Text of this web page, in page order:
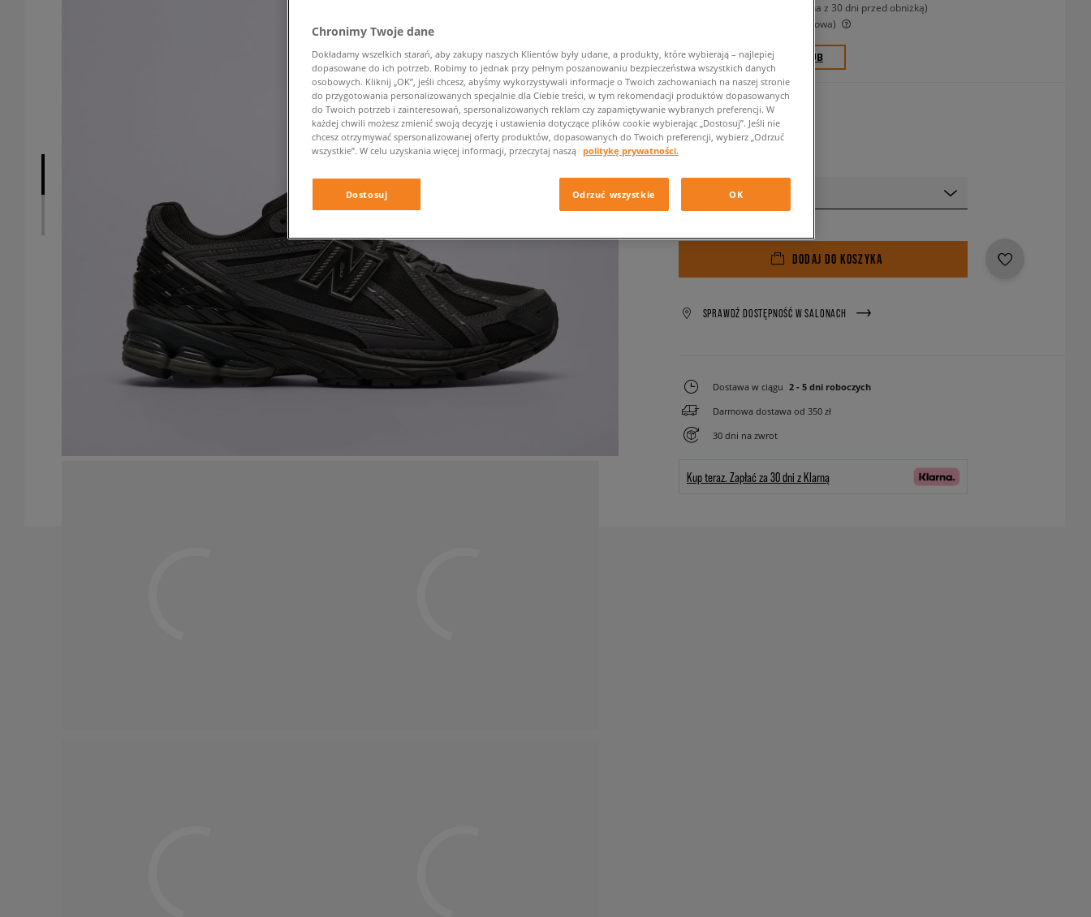
(najniższa cena z 30 dni przed obniżką)
(Cena początkowa)
✛ 450 PKT. WSIZEERCLUB
Kolor:czarny
Wybierz rozmiar
DODAJ DO KOSZYKA
SPRAWDŹ DOSTĘPNOŚĆ W SALONACH
Dostawa w ciągu 2 - 5 dni roboczych
Darmowa dostawa od 350 zł
30 dni na zwrot
Kup teraz. Zapłać za 30 dni z Klarną
Chronimy Twoje dane
Dokładamy wszelkich starań, aby zakupy naszych Klientów były udane, a produkty, które wybierają – najlepiej
dopasowane do ich potrzeb. Robimy to jednak przy pełnym poszanowaniu bezpieczeństwa wszystkich danych
osobowych. Kliknij „OK”, jeśli chcesz, abyśmy wykorzystywali informacje o Twoich zachowaniach na naszej stronie
do przygotowania personalizowanych specjalnie dla Ciebie treści, w tym rekomendacji produktów dopasowanych
do Twoich potrzeb i zainteresowań, spersonalizowanych reklam czy zapamiętywanie wybranych preferencji. W
każdej chwili możesz zmienić swoją decyzję i ustawienia dotyczące plików cookie wybierając „Dostosuj”. Jeśli nie
chcesz otrzymywać spersonalizowanej oferty produktów, dopasowanych do Twoich preferencji, wybierz „Odrzuć
wszystkie”. W celu uzyskania więcej informacji, przeczytaj naszą politykę prywatności.
Dostosuj Odrzuć wszystkie OK